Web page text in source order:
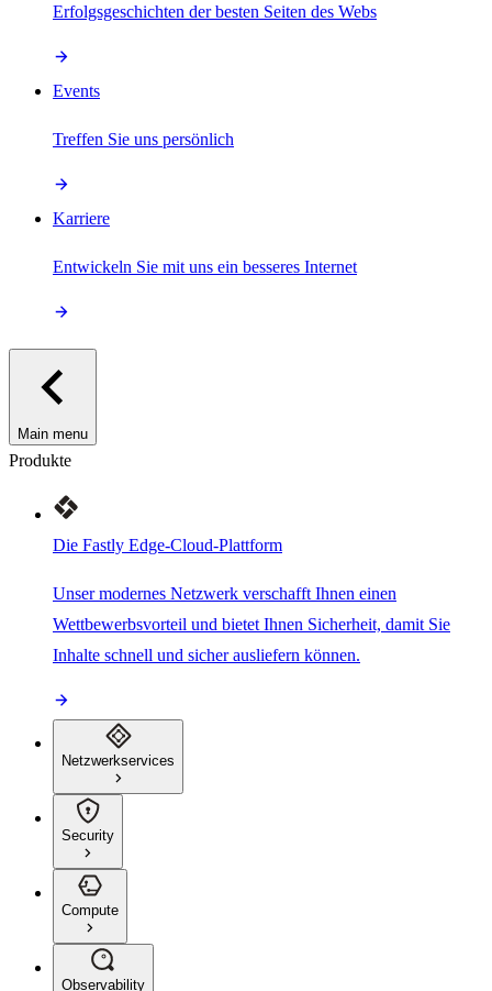
Erfolgsgeschichten der besten Seiten des Webs
Events
Treffen Sie uns persönlich
Karriere
Entwickeln Sie mit uns ein besseres Internet
Main menu
Produkte
Die Fastly Edge-Cloud-Plattform
Unser modernes Netzwerk verschafft Ihnen einen
Wettbewerbsvorteil und bietet Ihnen Sicherheit, damit Sie
Inhalte schnell und sicher ausliefern können.
Netzwerkservices
Security
Compute
Observability